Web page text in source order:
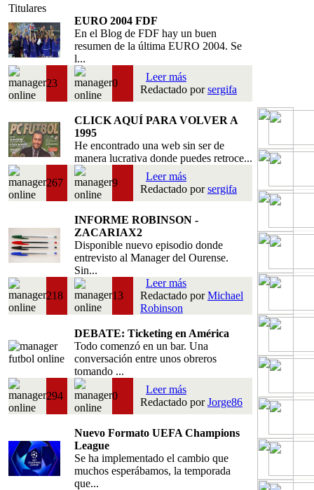
Titulares
EURO 2004 FDF
En el Blog de FDF hay un buen
resumen de la última EURO 2004. Se
l...
23 0
Leer más
Redactado porsergifa
CLICK AQUÍ PARA VOLVER A
1995
He encontrado una web sin ser de
manera lucrativa donde puedes retroce...
267 9
Leer más
Redactado porsergifa
INFORME ROBINSON -
ZACARIAX2
Disponible nuevo episodio donde
entrevisto al Manager del Ourense.
Sin...
218 13
Leer más
Redactado porMichael
Robinson
DEBATE: Ticketing en América
Todo comenzó en un bar. Una
conversación entre unos obreros
tomando ...
294 0
Leer más
Redactado porJorge86
Nuevo Formato UEFA Champions
League
Se ha implementado el cambio que
muchos esperábamos, la temporada
que...